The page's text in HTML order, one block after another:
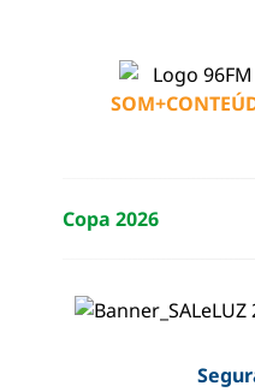
Copa 2026